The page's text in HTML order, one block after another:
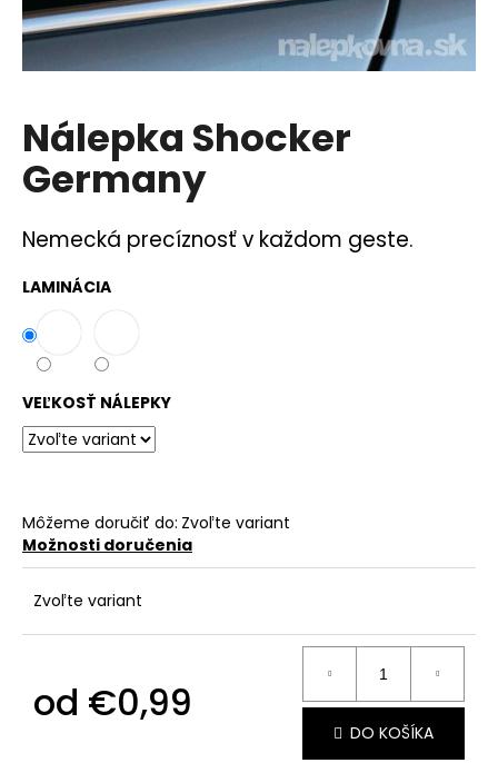
Nálepka Shocker
Germany
Nemecká precíznosť v každom geste.
LAMINÁCIA
VEĽKOSŤ NÁLEPKY
Môžeme doručiť do: Zvoľte variant
Možnosti doručenia
Zvoľte variant
od €0,99
DO KOŠÍKA
á
j
ť
?
O
p
o
r
a
m
e